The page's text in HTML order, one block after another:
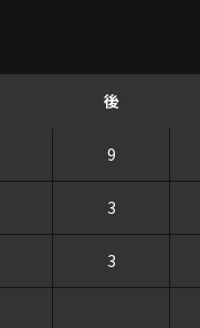
後
9
3
3